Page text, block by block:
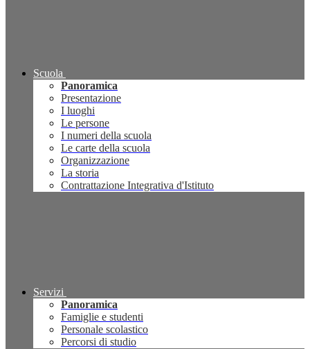
Scuola
Panoramica
Presentazione
I luoghi
Le persone
I numeri della scuola
Le carte della scuola
Organizzazione
La storia
Contrattazione Integrativa d'Istituto
Servizi
Panoramica
Famiglie e studenti
Personale scolastico
Percorsi di studio